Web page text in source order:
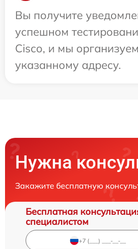
Вы получите
успешном
Cisco, и мы
указанному адресу.
Нужна
Закажите бесплатную
Бесплатная
специалистом